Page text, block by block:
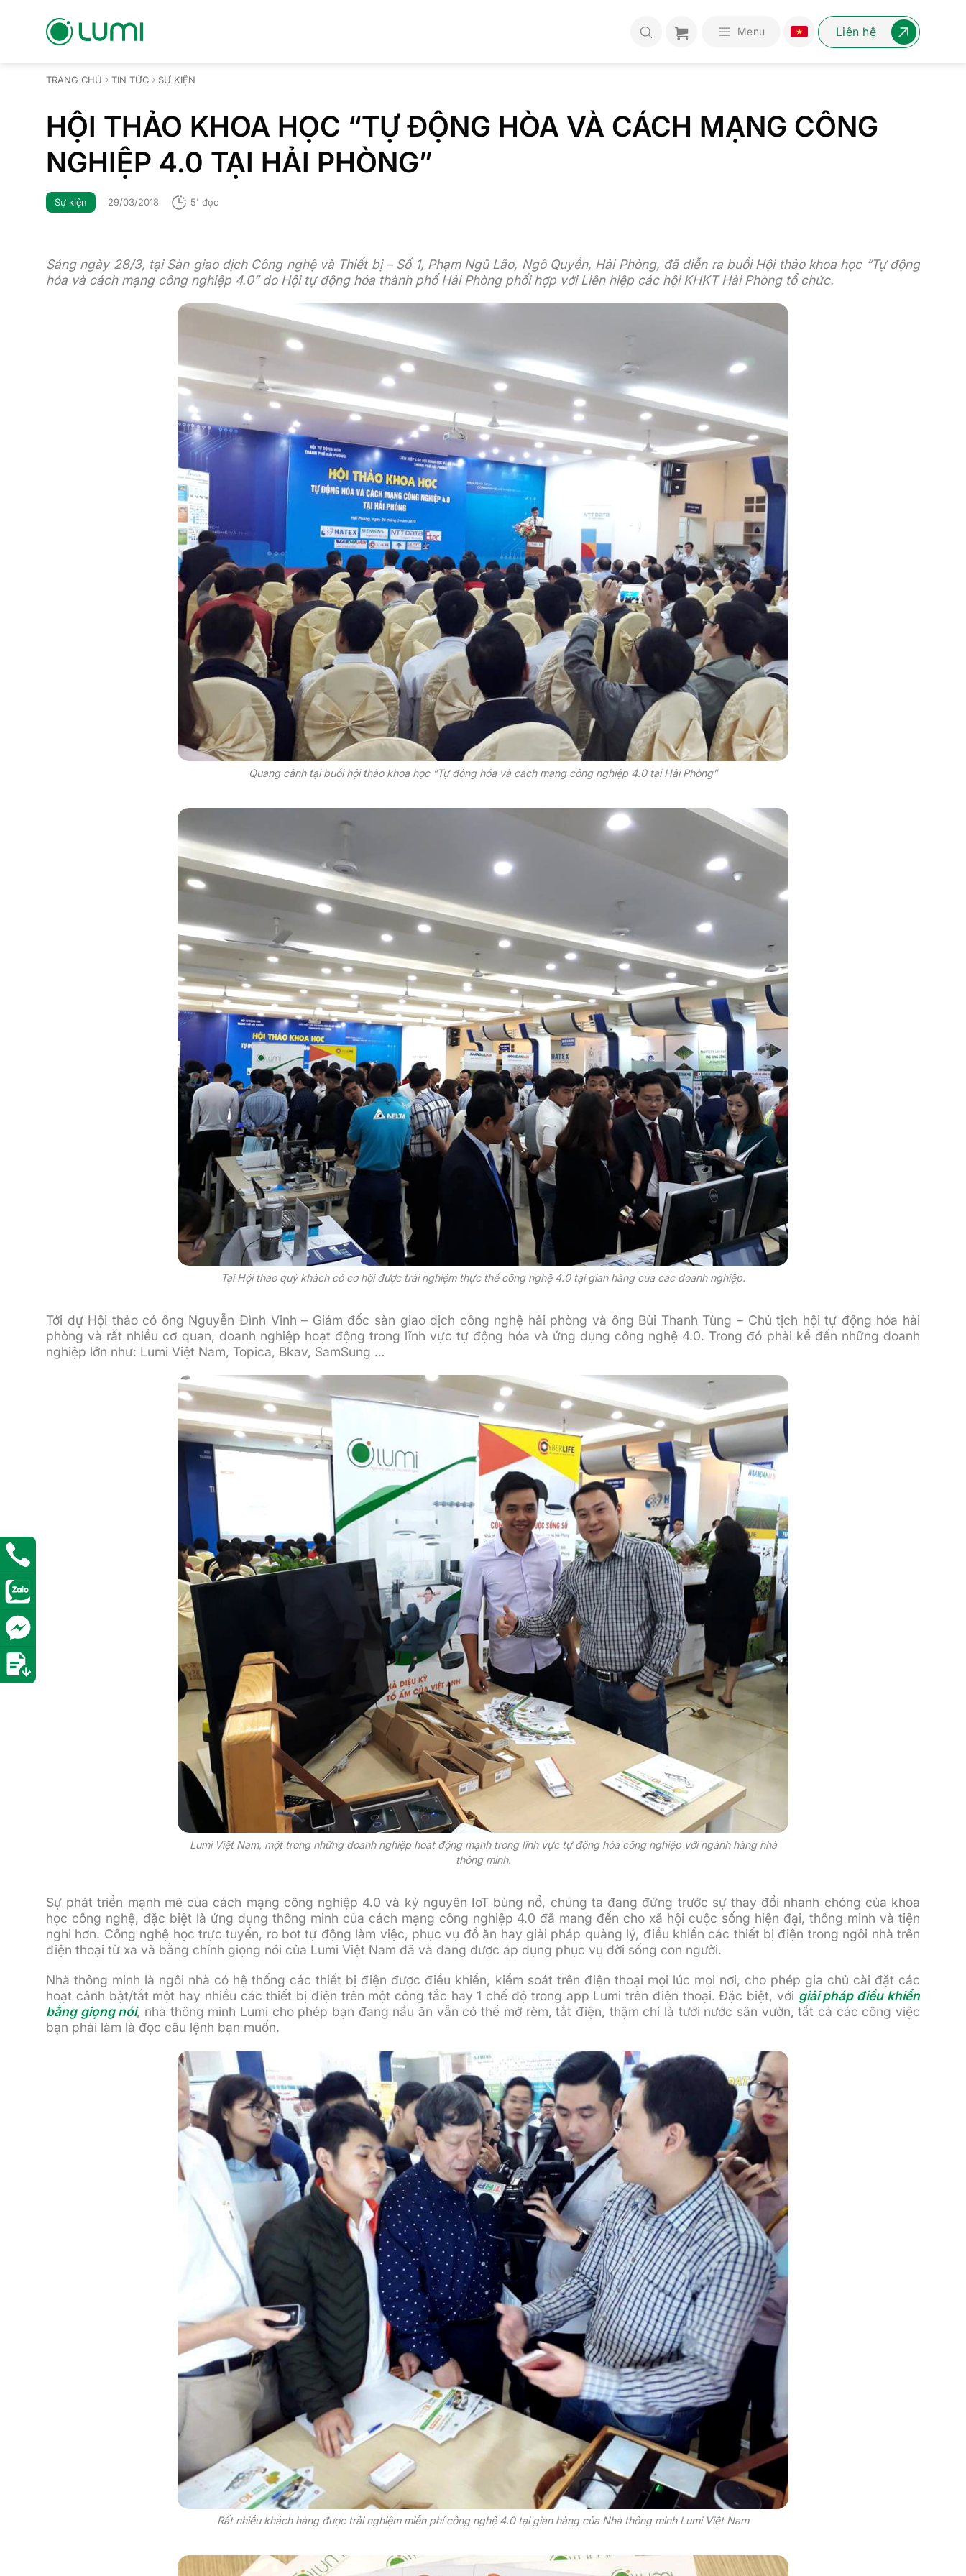
Menu Liên hệ
TRANG CHỦ TIN TỨC SỰ KIỆN
HỘI THẢO KHOA HỌC “TỰ ĐỘNG HÒA VÀ CÁCH MẠNG CÔNG
NGHIỆP 4.0 TẠI HẢI PHÒNG”
Sự kiện 29/03/2018 5' đọc
Sáng ngày 28/3, tại Sàn giao dịch Công nghệ và Thiết bị – Số 1, Phạm Ngũ Lão, Ngô Quyền, Hải Phòng, đã diễn ra buổi Hội thảo khoa học “Tự động
hóa và cách mạng công nghiệp 4.0” do Hội tự động hóa thành phố Hải Phòng phối hợp với Liên hiệp các hội KHKT Hải Phòng tổ chức.
Quang cảnh tại buổi hội thảo khoa học “Tự động hóa và cách mạng công nghiệp 4.0 tại Hải Phòng”
Tại Hội thảo quý khách có cơ hội được trải nghiệm thực thế công nghệ 4.0 tại gian hàng của các doanh nghiệp.
Tới dự Hội thảo có ông Nguyễn Đình Vinh – Giám đốc sàn giao dịch công nghệ hải phòng và ông Bùi Thanh Tùng – Chủ tịch hội tự động hóa hải
phòng và rất nhiều cơ quan, doanh nghiệp hoạt động trong lĩnh vực tự động hóa và ứng dụng công nghệ 4.0. Trong đó phải kể đến những doanh
nghiệp lớn như: Lumi Việt Nam, Topica, Bkav, SamSung …
Lumi Việt Nam, một trong những doanh nghiệp hoạt động mạnh trong lĩnh vực tự động hóa công nghiệp với ngành hàng nhà
thông minh.
Sự phát triển mạnh mẽ của cách mạng công nghiệp 4.0 và kỷ nguyên IoT bùng nổ, chúng ta đang đứng trước sự thay đổi nhanh chóng của khoa
học công nghệ, đặc biệt là ứng dụng thông minh của cách mạng công nghiệp 4.0 đã mang đến cho xã hội cuộc sống hiện đại, thông minh và tiện
nghi hơn. Công nghệ học trực tuyến, ro bot tự động làm việc, phục vụ đồ ăn hay giải pháp quảng lý, điều khiển các thiết bị điện trong ngôi nhà trên
điện thoại từ xa và bằng chính giọng nói của Lumi Việt Nam đã và đang được áp dụng phục vụ đời sống con người.
Nhà thông minh là ngôi nhà có hệ thống các thiết bị điện được điều khiển, kiểm soát trên điện thoại mọi lúc mọi nơi, cho phép gia chủ cài đặt các
hoạt cảnh bật/tắt một hay nhiều các thiết bị điện trên một công tắc hay 1 chế độ trong app Lumi trên điện thoại. Đặc biệt, với giải pháp điều khiển
bằng giọng nói, nhà thông minh Lumi cho phép bạn đang nấu ăn vẫn có thể mở rèm, tắt điện, thậm chí là tưới nước sân vườn, tất cả các công việc
bạn phải làm là đọc câu lệnh bạn muốn.
Rất nhiều khách hàng được trải nghiệm miễn phí công nghệ 4.0 tại gian hàng của Nhà thông minh Lumi Việt Nam